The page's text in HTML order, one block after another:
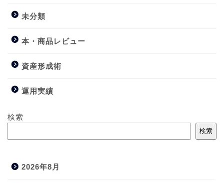
未分類
本・商品レビュー
資産形成術
運用実績
検索
検索
2026年8月